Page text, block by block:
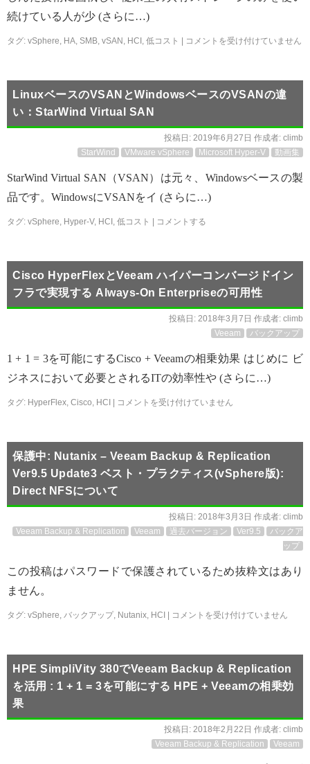
続けている人が少 (さらに…)
タグ: vSphere, HA, SMB, vSAN , HCI , 低コスト コメントを受け付けていません
LinuxベースのVSANとWindowsベースのVSANの違
い：StarWind Virtual SAN
投稿日: 2019年6月27日 作成者: climb
StarWind
VMware vSphere Microsoft Hyper-V 動画集
StarWind Virtual SAN（VSAN）は元々、Windowsベースの製
品です。WindowsにVSANをイ (さらに…)
タグ: vSphere, Hyper-V, HCI , 低コスト コメントする
Cisco HyperFlexとVeeam ハイパーコンバージドイン
フラで実現する Always-On Enterpriseの可用性
投稿日: 2018年3月7日 作成者: climb
Veeam
バックアップ
1 + 1 = 3を可能にするCisco + Veeamの相乗効果 はじめに ビ
ジネスにおいて必要とされるITの効率性や (さらに…)
タグ: HyperFlex, Cisco, HCI コメントを受け付けていません
保護中: Nutanix – Veeam Backup & Replication
Ver9.5 Update3 ベスト・プラクティス(vSphere版):
Direct NFSについて
投稿日: 2018年3月3日 作成者: climb
Veeam Backup & Replication
Veeam 過去バージョン Ver9.5
バックア
ップ
この投稿はパスワードで保護されているため抜粋文はあり
ません。
タグ: vSphere, バックアップ, Nutanix, HCI コメントを受け付けていません
HPE SimpliVity 380でVeeam Backup & Replication
を活用 : 1 + 1 = 3を可能にする HPE + Veeamの相乗効
果
投稿日: 2018年2月22日 作成者: climb
Veeam Backup & Replication
Veeam